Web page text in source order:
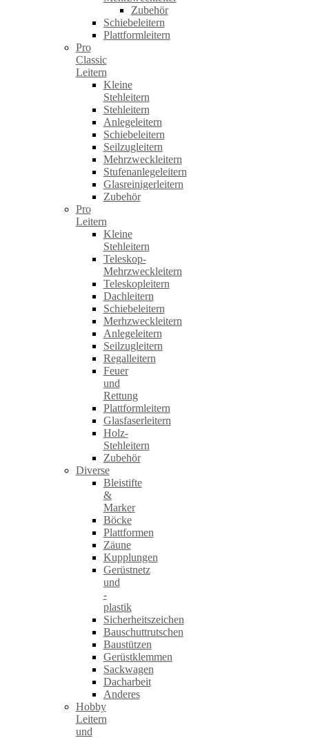
Zubehör
Schiebeleitern
Plattformleitern
Pro
Classic
Leitern
Kleine
Stehleitern
Stehleitern
Anlegeleitern
Schiebeleitern
Seilzugleitern
Mehrzweckleitern
Stufenanlegeleitern
Glasreinigerleitern
Zubehör
Pro
Leitern
Kleine
Stehleitern
Teleskop-
Mehrzweckleitern
Teleskopleitern
Dachleitern
Schiebeleitern
Merhzweckleitern
Anlegeleitern
Seilzugleitern
Regalleitern
Feuer
und
Rettung
Plattformleitern
Glasfaserleitern
Holz-
Stehleitern
Zubehör
Diverse
Bleistifte
&
Marker
Böcke
Plattformen
Zäune
Kupplungen
Gerüstnetz
und
-
plastik
Sicherheitszeichen
Bauschuttrutschen
Baustützen
Gerüstklemmen
Sackwagen
Dacharbeit
Anderes
Hobby
Leitern
und